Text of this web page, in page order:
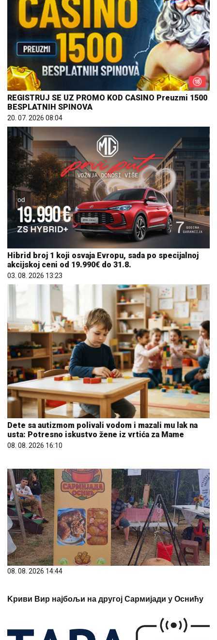
REGISTRUJ SE UZ PROMO KOD CASINO Preuzmi 1500
BESPLATNIH SPINOVA
20. 07. 2026 08:04
Hibrid broj 1 koji osvaja Evropu, sada po specijalnoj
akcijskoj ceni od 19.990€ do 31.8.
03. 08. 2026 13:23
Dete sa autizmom polivali vodom i mazali mu lak na
usta: Potresno iskustvo žene iz vrtića za Mame
08. 08. 2026 16:10
08. 08. 2026 14:44
Kриви Вир најбољи на другој Сармијади у Оснићу